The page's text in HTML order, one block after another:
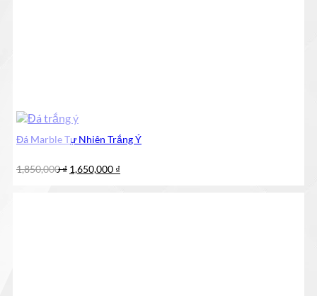
Đá Marble Tự Nhiên Trắng Ý
1,850,000₫ Giá
1,650,000 ₫
tại